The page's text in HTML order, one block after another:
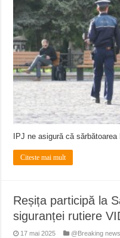
ANUNȚ OPRIRE APĂ în Reșița
ANUNŢ OPRIRE APĂ în
IPJ ne asigură că
Citeste mai mult
Reșița participă la
siguranței rutiere
17 mai 2025 @Breaking news